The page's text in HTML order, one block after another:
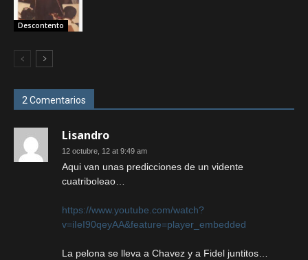
Descontento
2 Comentarios
Lisandro
12 octubre, 12 at 9:49 am
Aqui van unas predicciones de un vidente
cuatriboleao…
https://www.youtube.com/watch?
v=iIeI90qeyAA&feature=player_embedded
La pelona se lleva a Chavez y a Fidel juntitos…